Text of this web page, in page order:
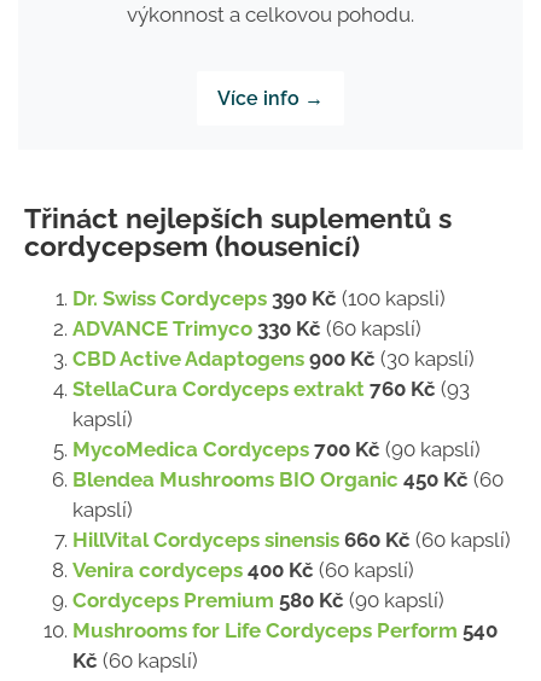
výkonnost a celkovou pohodu.
Více info →
Třináct nejlepších suplementů s
cordycepsem (housenicí)
Dr. Swiss Cordyceps 390 Kč (100 kapsli)
ADVANCE Trimyco 330 Kč (60 kapslí)
CBD Active Adaptogens 900 Kč (30 kapslí)
StellaCura Cordyceps extrakt 760 Kč (93
kapslí)
MycoMedica Cordyceps 700 Kč (90 kapslí)
Blendea Mushrooms BIO Organic 450 Kč (60
kapslí)
HillVital Cordyceps sinensis 660 Kč (60 kapslí)
Venira cordyceps 400 Kč (60 kapslí)
Cordyceps Premium 580 Kč (90 kapslí)
Mushrooms for Life Cordyceps Perform 540
Kč (60 kapslí)